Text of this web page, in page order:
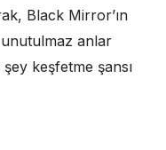
Black Mirror’ın
anlar
keşfetme şansı